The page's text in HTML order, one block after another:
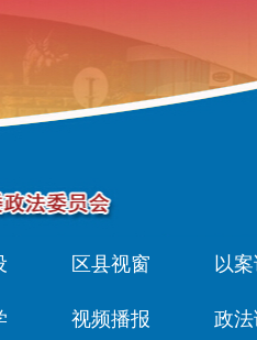
区县视窗 以
视频播报 政